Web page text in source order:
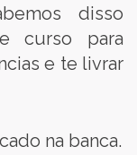
disso
curso para
e te livrar
na banca.